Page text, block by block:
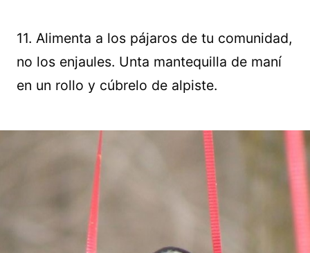
11. Alimenta a los pájaros de tu comunidad,
no los enjaules. Unta mantequilla de maní
en un rollo y cúbrelo de alpiste.